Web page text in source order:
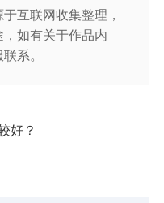
互联网收集整理，
如有关于作品内
系。
好？